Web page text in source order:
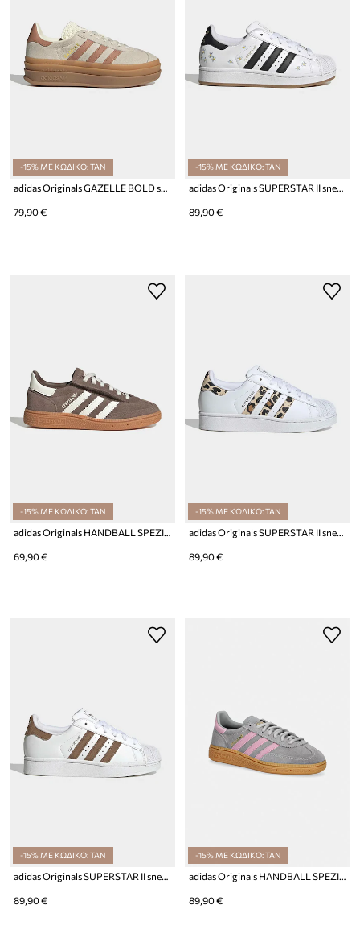
-15% ΜΕ ΚΩΔΙΚΟ: TAN
adidas Originals GAZELLE BOLD sneakers παιδικά
79,90 €
-15% ΜΕ ΚΩΔΙΚΟ: TAN
adidas Originals SUPERSTAR II sneakers παιδικά δερμάτινα
89,90 €
-15% ΜΕ ΚΩΔΙΚΟ: TAN
69,90 €
-15% ΜΕ ΚΩΔΙΚΟ: TAN
89,90 €
-15% ΜΕ ΚΩΔΙΚΟ: TAN
adidas Originals SUPERSTAR II sneakers παιδικά
89,90 €
-15% ΜΕ ΚΩΔΙΚΟ: TAN
adidas Originals HANDBALL SPEZIAL sneakers παιδικά σουέτ
89,90 €